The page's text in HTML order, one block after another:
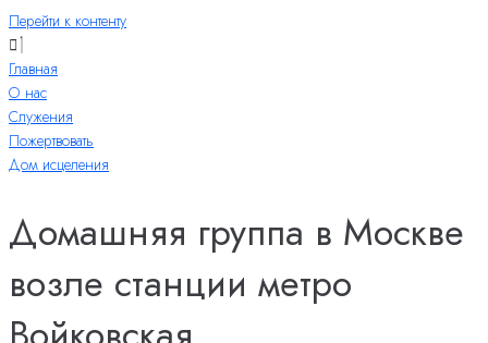
Перейти к контенту
Главная
О нас
Служения
Пожертвовать
Дом исцеления
Домашняя группа в Москве
возле станции метро